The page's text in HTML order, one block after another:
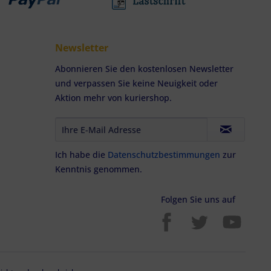
Newsletter
Abonnieren Sie den kostenlosen Newsletter
und verpassen Sie keine Neuigkeit oder
Aktion mehr von kuriershop.
Ich habe die Datenschutzbestimmungen zur
Kenntnis genommen.
Folgen Sie uns auf